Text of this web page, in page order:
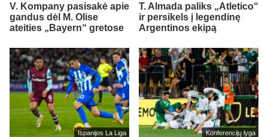
V. Kompany pasisakė apie
gandus dėl M. Olise
ateities „Bayern“ gretose
T. Almada paliks „Atletico“
ir persikels į legendinę
Argentinos ekipą
Ispanijos La Liga Konferencijų lyga